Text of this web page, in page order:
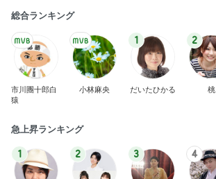
総合ランキング
市川團十郎白
猿
小林麻央
1
だいたひかる
2
桃
急上昇ランキング
1 2 3 4